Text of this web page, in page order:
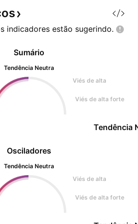
indicadores estão sugerindo.
Osciladores
Tendência Neutra
Viés de alta
Viés de alta forte
Sumário
Tendência Neutra
Viés de alta
Viés de alta forte
Tendência